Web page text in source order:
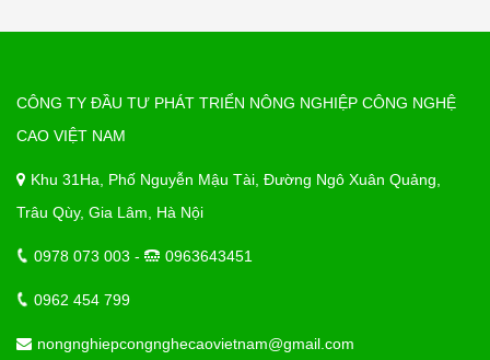
CÔNG TY ĐẦU TƯ PHÁT TRIỂN NÔNG NGHIỆP CÔNG NGHỆ
CAO VIỆT NAM
Khu 31Ha, Phố Nguyễn Mậu Tài, Đường Ngô Xuân Quảng,
Trâu Qùy, Gia Lâm, Hà Nội
0978 073 003 - 0963643451
0962 454 799
nongnghiepcongnghecaovietnam@gmail.com